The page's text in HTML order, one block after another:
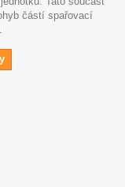
částí spařovací